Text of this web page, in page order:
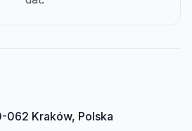
062 Kraków, Polska